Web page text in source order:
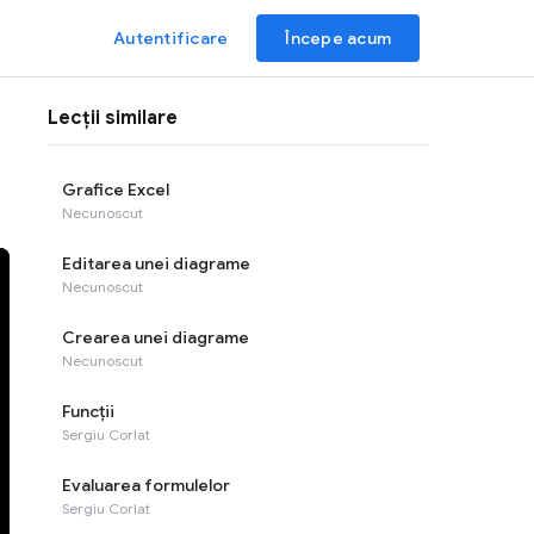
Autentificare Începe acum
Lecții similare
Grafice Excel
Necunoscut
Editarea unei diagrame
Necunoscut
Crearea unei diagrame
Necunoscut
Funcții
Sergiu Corlat
Evaluarea formulelor
Sergiu Corlat